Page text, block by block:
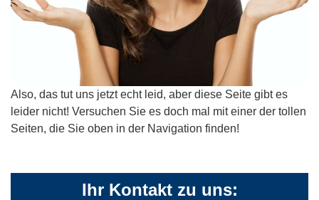
Also, das tut uns jetzt echt leid, aber diese Seite gibt es
leider nicht! Versuchen Sie es doch mal mit einer der tollen
Seiten, die Sie oben in der Navigation finden!
Ihr Kontakt zu uns: